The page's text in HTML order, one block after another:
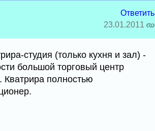
Ответить
23.01.2011
студия (только кухня и зал) -
большой торговый центр
Кватрира полностью